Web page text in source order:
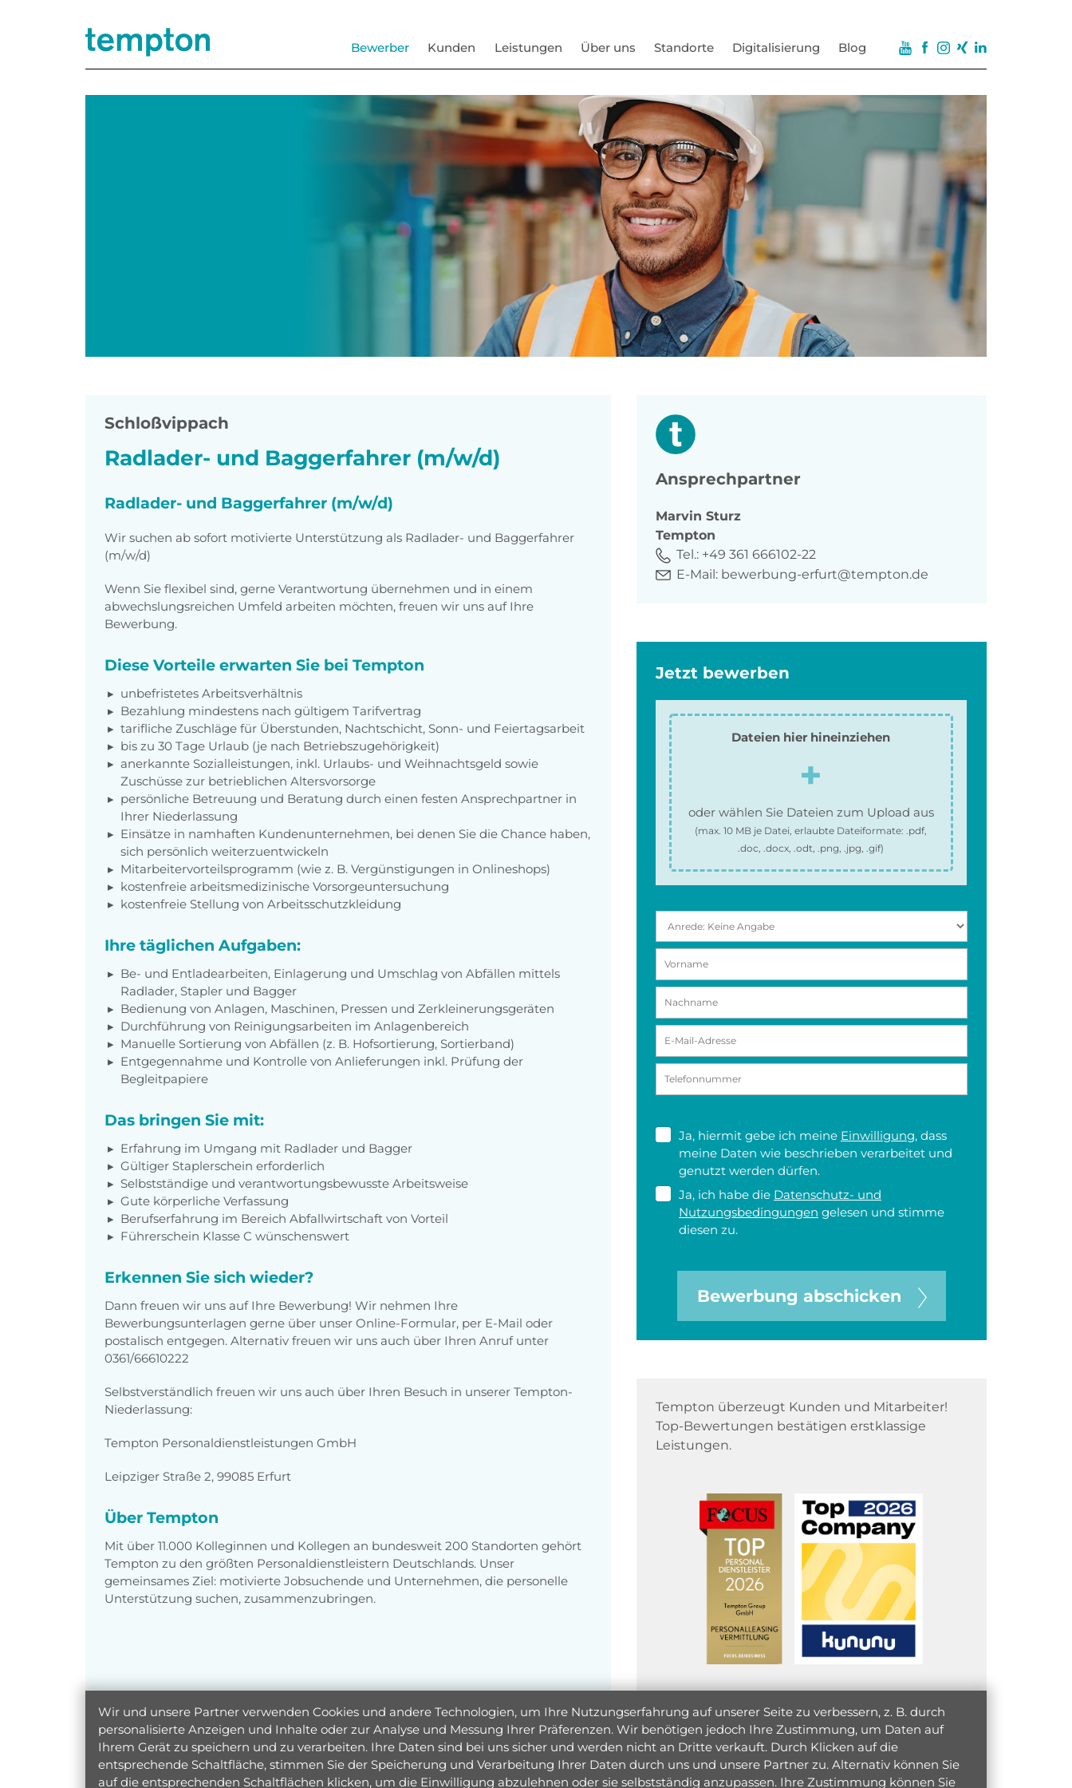
Bewerber Kunden Leistungen Über uns Standorte Digitalisierung Blog
Schloßvippach
Radlader- und Baggerfahrer (m/w/d)
Radlader- und Baggerfahrer (m/w/d)
Wir suchen ab sofort motivierte Unterstützung als Radlader- und Baggerfahrer
(m/w/d)
Wenn Sie flexibel sind, gerne Verantwortung übernehmen und in einem
abwechslungsreichen Umfeld arbeiten möchten, freuen wir uns auf Ihre
Bewerbung.
Diese Vorteile erwarten Sie bei Tempton
unbefristetes Arbeitsverhältnis
Bezahlung mindestens nach gültigem Tarifvertrag
tarifliche Zuschläge für Überstunden, Nachtschicht, Sonn- und Feiertagsarbeit
bis zu 30 Tage Urlaub (je nach Betriebszugehörigkeit)
anerkannte Sozialleistungen, inkl. Urlaubs- und Weihnachtsgeld sowie
Zuschüsse zur betrieblichen Altersvorsorge
persönliche Betreuung und Beratung durch einen festen Ansprechpartner in
Ihrer Niederlassung
Einsätze in namhaften Kundenunternehmen, bei denen Sie die Chance haben,
sich persönlich weiterzuentwickeln
Mitarbeitervorteilsprogramm (wie z. B. Vergünstigungen in Onlineshops)
kostenfreie arbeitsmedizinische Vorsorgeuntersuchung
kostenfreie Stellung von Arbeitsschutzkleidung
Ihre täglichen Aufgaben:
Be- und Entladearbeiten, Einlagerung und Umschlag von Abfällen mittels
Radlader, Stapler und Bagger
Bedienung von Anlagen, Maschinen, Pressen und Zerkleinerungsgeräten
Durchführung von Reinigungsarbeiten im Anlagenbereich
Manuelle Sortierung von Abfällen (z. B. Hofsortierung, Sortierband)
Entgegennahme und Kontrolle von Anlieferungen inkl. Prüfung der
Begleitpapiere
Das bringen Sie mit:
Erfahrung im Umgang mit Radlader und Bagger
Gültiger Staplerschein erforderlich
Selbstständige und verantwortungsbewusste Arbeitsweise
Gute körperliche Verfassung
Berufserfahrung im Bereich Abfallwirtschaft von Vorteil
Führerschein Klasse C wünschenswert
Erkennen Sie sich wieder?
Dann freuen wir uns auf Ihre Bewerbung! Wir nehmen Ihre
Bewerbungsunterlagen gerne über unser Online-Formular, per E-Mail oder
postalisch entgegen. Alternativ freuen wir uns auch über Ihren Anruf unter
0361/66610222
Selbstverständlich freuen wir uns auch über Ihren Besuch in unserer Tempton-
Niederlassung:
Tempton Personaldienstleistungen GmbH
Leipziger Straße 2, 99085 Erfurt
Über Tempton
Mit über 11.000 Kolleginnen und Kollegen an bundesweit 200 Standorten gehört
Tempton zu den größten Personaldienstleistern Deutschlands. Unser
gemeinsames Ziel: motivierte Jobsuchende und Unternehmen, die personelle
Unterstützung suchen, zusammenzubringen.
Ansprechpartner
Marvin Sturz
Tempton
Tel.: +49 361 666102-22
E-Mail: bewerbung-erfurt@tempton.de
Jetzt bewerben
Dateien hier hineinziehen
oder wählen Sie Dateien zum Upload aus
(max.10 MB je Datei, erlaubte Dateiformate:.pdf,
.doc, .docx, .odt, .png, .jpg, .gif)
Ja, hiermit gebe ich meine Einwilligung, dass
meine Daten wie beschrieben verarbeitet und
genutzt werden dürfen.
Ja, ich habe die Datenschutz- und
Nutzungsbedingungen gelesen und stimme
diesen zu.
Bewerbung abschicken
Tempton überzeugt Kunden und Mitarbeiter!
Top-Bewertungen bestätigen erstklassige
Leistungen.
Wir und unsere Partner verwenden Cookies und andere Technologien, um Ihre Nutzungserfahrung auf unserer Seite zu verbessern, z. B. durch
personalisierte Anzeigen und Inhalte oder zur Analyse und Messung Ihrer Präferenzen. Wir benötigen jedoch Ihre Zustimmung, um Daten auf
Ihrem Gerät zu speichern und zu verarbeiten. Ihre Daten sind bei uns sicher und werden nicht an Dritte verkauft. Durch Klicken auf die
entsprechende Schaltfläche, stimmen Sie der Speicherung und Verarbeitung Ihrer Daten durch uns und unsere Partner zu. Alternativ können Sie
auf die entsprechenden Schaltflächen klicken, um die Einwilligung abzulehnen oder sie selbstständig anzupassen. Ihre Zustimmung können Sie